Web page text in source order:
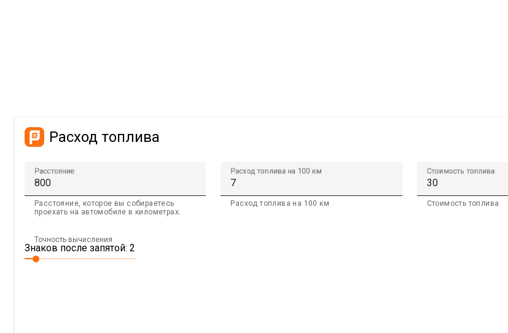
Расход топлива
Расстояние
Расстояние, которое вы собираетесь
проехать на автомобиле в километрах.
Расход топлива на 100 км
Расход топлива на 100 км
Стоимость топлива
Стоимость топлива
Точность вычисления
Знаков после запятой: 2